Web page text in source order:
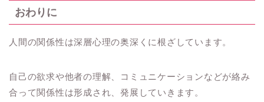
おわりに
人間の関係性は深層心理の奥深くに根ざしています。
自己の欲求や他者の理解、コミュニケーションなどが絡み
合って関係性は形成され、発展していきます。